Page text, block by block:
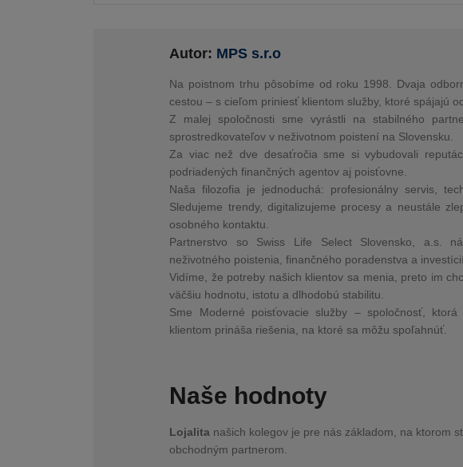
Autor: MPS s.r.o
Na poistnom trhu pôsobíme od roku 1998. Dvaja
cestou – s cieľom priniesť klientom služby, ktoré spájajú
Z malej spoločnosti sme vyrástli na stabilného
sprostredkovateľov v neživotnom poistení na Slovensku.
Za viac než dve desaťročia sme si vybudovali
podriadených finančných agentov aj poisťovne.
Naša filozofia je jednoduchá: profesionálny servis,
Sledujeme trendy, digitalizujeme procesy a neustále
osobného kontaktu.
Partnerstvo so Swiss Life Select Slovensko, a.s.
neživotného poistenia, finančného poradenstva a
Vidíme, že potreby našich klientov sa menia, preto im
väčšiu hodnotu, istotu a dlhodobú stabilitu.
Sme Moderné poisťovacie služby – spoločnosť,
klientom prináša riešenia, na ktoré sa môžu spoľahnúť.
Naše hodnoty
Lojalita našich kolegov je pre nás základom, na ktorom
obchodným partnerom.